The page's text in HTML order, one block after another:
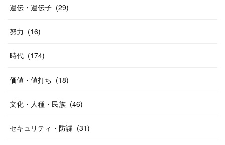
遺伝・遺伝子 (29)
努力 (16)
時代 (174)
価値・値打ち (18)
文化・人種・民族 (46)
セキュリティ・防諜 (31)